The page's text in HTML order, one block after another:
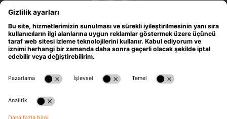
MÜŞTERİ HİZMETLERİ
Hafta içi 09:30 - 18:30 / Hafta sonu 10:00 - 17:00 arası merak ettiğiniz tüm sorular ve
siparişleriniz için ulaşabilirsiniz.
ÖNEMLİ BİLGİLER
HIZLI ERİŞİM